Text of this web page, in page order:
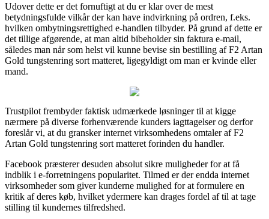
Udover dette er det fornuftigt at du er klar over de mest
betydningsfulde vilkår der kan have indvirkning på ordren, f.eks.
hvilken ombytningsrettighed e-handlen tilbyder. På grund af dette er
det tillige afgørende, at man altid bibeholder sin faktura e-mail,
således man når som helst vil kunne bevise sin bestilling af F2 Artan
Gold tungstenring sort matteret, ligegyldigt om man er kvinde eller
mand.
Trustpilot frembyder faktisk udmærkede løsninger til at kigge
nærmere på diverse forhenværende kunders iagttagelser og derfor
foreslår vi, at du gransker internet virksomhedens omtaler af F2
Artan Gold tungstenring sort matteret forinden du handler.
Facebook præsterer desuden absolut sikre muligheder for at få
indblik i e-forretningens popularitet. Tilmed er der endda internet
virksomheder som giver kunderne mulighed for at formulere en
kritik af deres køb, hvilket ydermere kan drages fordel af til at tage
stilling til kundernes tilfredshed.